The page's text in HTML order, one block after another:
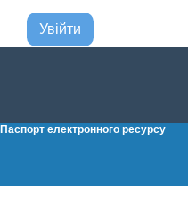
Паспорт електронного ресурсу